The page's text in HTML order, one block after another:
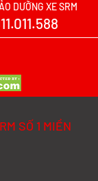
DƯỠNG XE SRM
SỐ 1 MIỀN